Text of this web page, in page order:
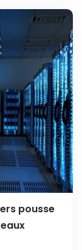
pousse